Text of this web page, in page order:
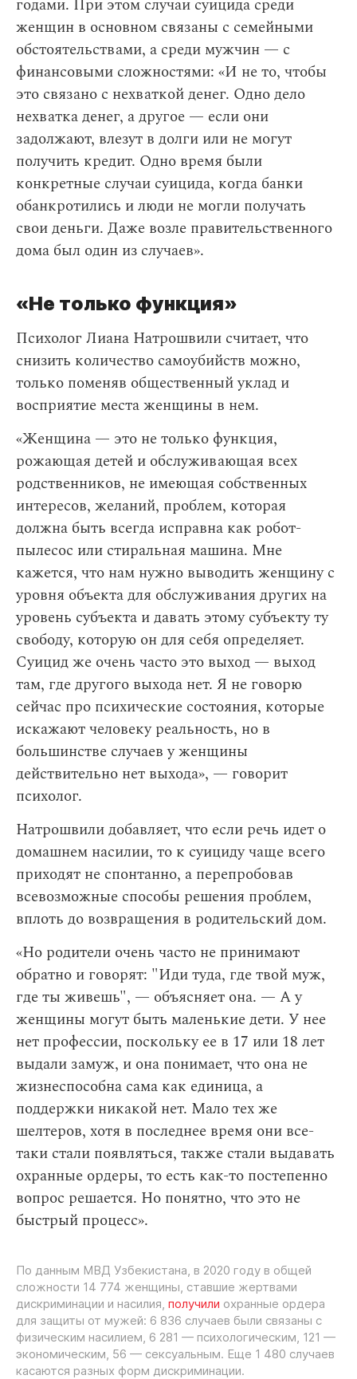
годами. При этом случаи суицида среди
женщин в основном связаны с семейными
обстоятельствами, а среди мужчин — с
финансовыми сложностями: «И не то, чтобы
это связано с нехваткой денег. Одно дело
нехватка денег, а другое — если они
задолжают, влезут в долги или не могут
получить кредит. Одно время были
конкретные случаи суицида, когда банки
обанкротились и люди не могли получать
свои деньги. Даже возле правительственного
дома был один из случаев».
«Не только функция»
Психолог Лиана Натрошвили считает, что
снизить количество самоубийств можно,
только поменяв общественный уклад и
восприятие места женщины в нем.
«Женщина — это не только функция,
рожающая детей и обслуживающая всех
родственников, не имеющая собственных
интересов, желаний, проблем, которая
должна быть всегда исправна как робот-
пылесос или стиральная машина. Мне
кажется, что нам нужно выводить женщину с
уровня объекта для обслуживания других на
уровень субъекта и давать этому субъекту ту
свободу, которую он для себя определяет.
Суицид же очень часто это выход — выход
там, где другого выхода нет. Я не говорю
сейчас про психические состояния, которые
искажают человеку реальность, но в
большинстве случаев у женщины
действительно нет выхода», — говорит
психолог.
Натрошвили добавляет, что если речь идет о
домашнем насилии, то к суициду чаще всего
приходят не спонтанно, а перепробовав
всевозможные способы решения проблем,
вплоть до возвращения в родительский дом.
«Но родители очень часто не принимают
обратно и говорят: "Иди туда, где твой муж,
где ты живешь", — объясняет она. — А у
женщины могут быть маленькие дети. У нее
нет профессии, поскольку ее в 17 или 18 лет
выдали замуж, и она понимает, что она не
жизнеспособна сама как единица, а
поддержки никакой нет. Мало тех же
шелтеров, хотя в последнее время они все-
таки стали появляться, также стали выдавать
охранные ордеры, то есть как-то постепенно
вопрос решается. Но понятно, что это не
быстрый процесс».
По данным МВД Узбекистана, в 2020 году в общей
сложности 14 774 женщины, ставшие жертвами
дискриминации и насилия, получили охранные ордера
для защиты от мужей: 6 836 случаев были связаны с
физическим насилием, 6 281 — психологическим, 121 —
экономическим, 56 — сексуальным. Еще 1 480 случаев
касаются разных форм дискриминации.